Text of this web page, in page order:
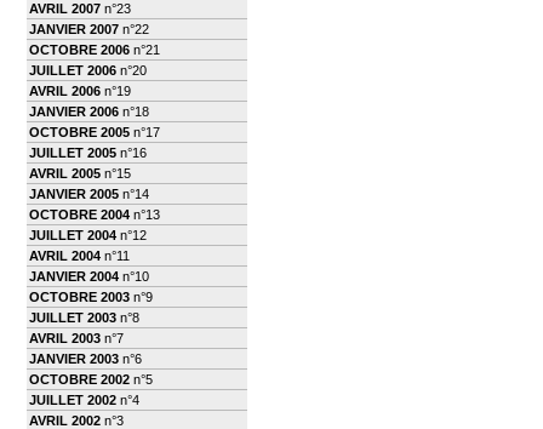
AVRIL 2007 n°23
JANVIER 2007 n°22
OCTOBRE 2006 n°21
JUILLET 2006 n°20
AVRIL 2006 n°19
JANVIER 2006 n°18
OCTOBRE 2005 n°17
JUILLET 2005 n°16
AVRIL 2005 n°15
JANVIER 2005 n°14
OCTOBRE 2004 n°13
JUILLET 2004 n°12
AVRIL 2004 n°11
JANVIER 2004 n°10
OCTOBRE 2003 n°9
JUILLET 2003 n°8
AVRIL 2003 n°7
JANVIER 2003 n°6
OCTOBRE 2002 n°5
JUILLET 2002 n°4
AVRIL 2002 n°3